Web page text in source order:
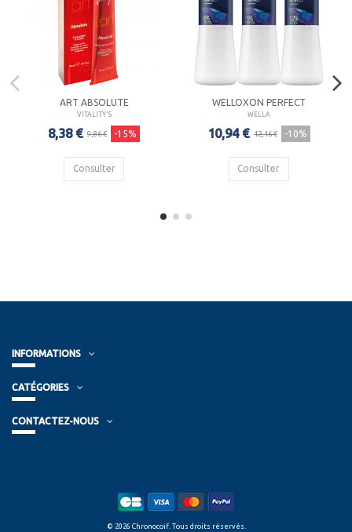
ART ABSOLUTE
VITALITY'S
8,38 € 9,86 € -15%
Consulter
WELLOXON PERFECT
WELLA
10,94 € 12,16 € -10%
Consulter
INFORMATIONS
CATÉGORIES
CONTACTEZ-NOUS
© 2026 Chronocoif. Tous droits réservés.